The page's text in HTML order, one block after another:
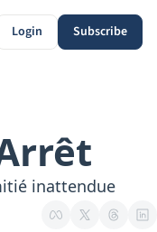
Login Subscribe
inattendue